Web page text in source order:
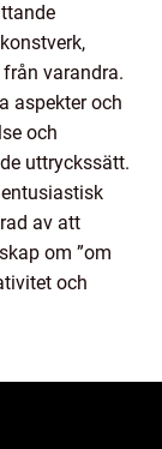
varandra.
aspekter och
och
uttryckssätt.
av att
om ”om
och